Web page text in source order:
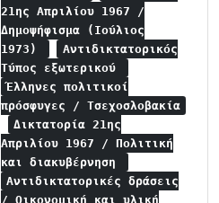
21ης Απριλίου 1967 /
Δημοψήφισμα (Ιούλιος
1973)
Αντιδικτατορικός
Τύπος εξωτερικού
Έλληνες πολιτικοί
πρόσφυγες / Τσεχοσλοβακία
Δικτατορία 21ης
Απριλίου 1967 / Πολιτική
και διακυβέρνηση
Αντιδικτατορικές δράσεις
/ Οικονομική και υλική